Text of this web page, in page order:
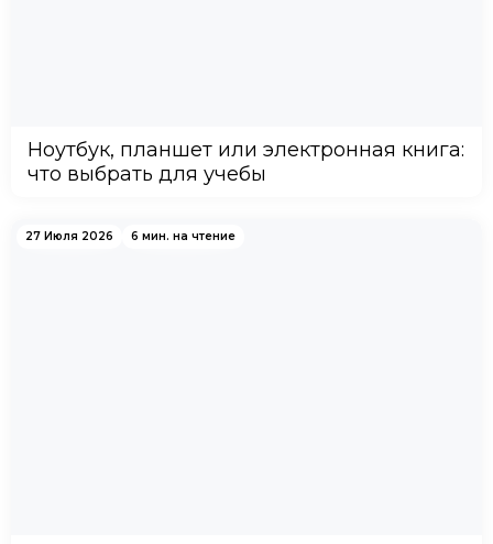
Ноутбук, планшет или электронная книга:
что выбрать для учебы
27 Июля 2026 6 мин. на чтение